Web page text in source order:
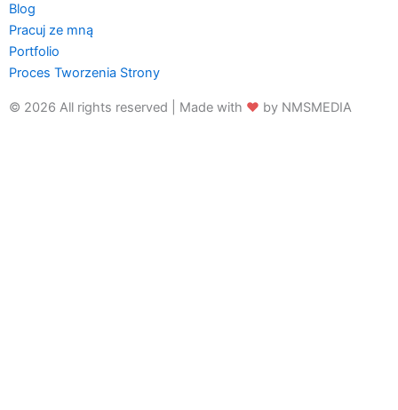
Blog
Pracuj ze mną
Portfolio
Proces Tworzenia Strony
© 2026 All rights reserved | Made with ♥ by NMSMEDIA